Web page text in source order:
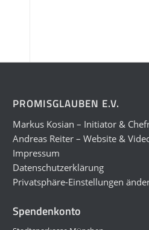
PROMISGLAUBEN E.V.
Markus Kosian – Initiator &
Andreas Reiter – Website &
Impressum
Datenschutzerklärung
Privatsphäre-Einstellungen
Spendenkonto